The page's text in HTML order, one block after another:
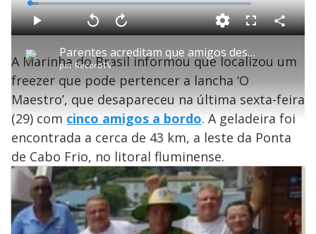
Opens in new window
P
l
a
y
Parentes acreditam que amigos desaparecidos estão vivos
por RecordTV
P V
t
r
0
n
d
A
n
ç
a
0
s
e
u
n
o
s
M
u
d
L
o
a
d
e
3
.
7
5
%
F
l
s
c
n
C
o
a
r
h
a
A Marinha do Brasil informou que localizou um
freezer que pode pertencer a lancha ‘O
Maestro’, que desapareceu na última sexta-feira
(29) com cinco amigos a bordo. A geladeira foi
encontrada a cerca de 43 km, a leste da Ponta
de Cabo Frio, no litoral fluminense.